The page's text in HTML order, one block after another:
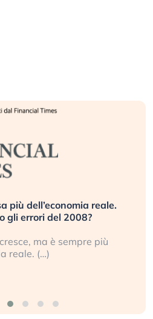
più dell’economia reale.
gli errori del 2008?
ma è sempre più
reale. (…)